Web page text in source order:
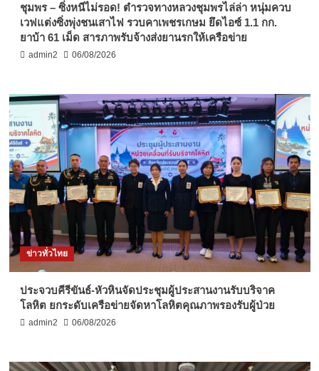
ชุมพร – ซิ่งหนีไม่รอด! ตำรวจทางหลวงชุมพรไล่ล่า หนุ่มควบ
เวฟแต่งซิ่งพุ่งชนเสาไฟ รวบคาเพชรเกษม ยึดไอซ์ 1.1 กก.
ยาบ้า 61 เม็ด สารภาพรับจ้างส่งยานรกให้เครือข่าย
admin2 06/08/2026
ข่าวทั่วไทย
ประจวบคีรีขันธ์-หัวหินจัดประชุมผู้ประสานงานรับบริจาค
โลหิต ยกระดับเครือข่ายจัดหาโลหิตคุณภาพรองรับผู้ป่วย
admin2 06/08/2026